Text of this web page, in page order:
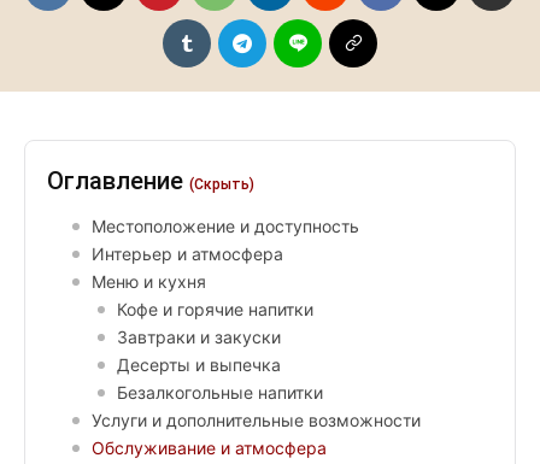
Оглавление (Скрыть)
Местоположение и доступность
Интерьер и атмосфера
Меню и кухня
Кофе и горячие напитки
Завтраки и закуски
Десерты и выпечка
Безалкогольные напитки
Услуги и дополнительные возможности
Обслуживание и атмосфера